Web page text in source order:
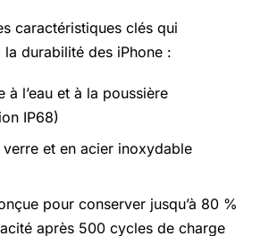
caractéristiques clés qui
durabilité des iPhone :
à l’eau et à la poussière
IP68)
verre et en acier inoxydable
pour conserver jusqu’à 80 %
après 500 cycles de charge